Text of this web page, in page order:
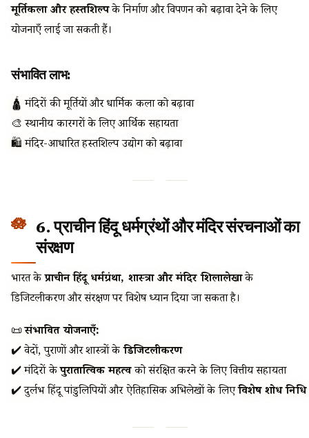
मूर्तिकला और हस्तशिल्पके निर्माण और विपणन को बढ़ावा देने के लिए
योजनाएँ लाई जा सकती हैं।
संभावित लाभ:
🛕 मंदिरों की मूर्तियों और धार्मिक कला को बढ़ावा
🎨 स्थानीय कारीगरों के लिए आर्थिक सहायता
🛍️ मंदिर-आधारित हस्तशिल्प उद्योग को बढ़ावा
6. प्राचीन हिंदू धर्मग्रंथों और मंदिर संरचनाओं का
संरक्षण
भारत केप्राचीन हिंदू धर्मग्रंथों, शास्त्रों और मंदिर शिलालेखोंके
डिजिटलीकरण और संरक्षण पर विशेष ध्यान दिया जा सकता है।
📜संभावित योजनाएँ:
✔️ वेदों, पुराणों और शास्त्रों केडिजिटलीकरण
✔️ मंदिरों केपुरातात्विक महत्वको संरक्षित करने के लिए वित्तीय सहायता
✔️ दुर्लभ हिंदू पांडुलिपियों और ऐतिहासिक अभिलेखों के लिएविशेष शोध निधि